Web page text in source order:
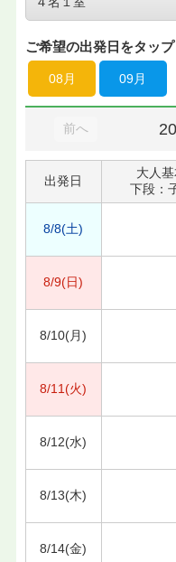
ご希望の出発日をタッ
08月 09月
前へ
出発日
大人
下段：
8/8(土)
8/9(日)
8/10(月)
8/11(火)
8/12(水)
8/13(木)
8/14(金)